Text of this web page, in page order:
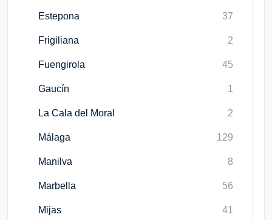
Estepona 37
Frigiliana 2
Fuengirola 45
Gaucín 1
La Cala del Moral 2
Málaga 129
Manilva 8
Marbella 56
Mijas 41